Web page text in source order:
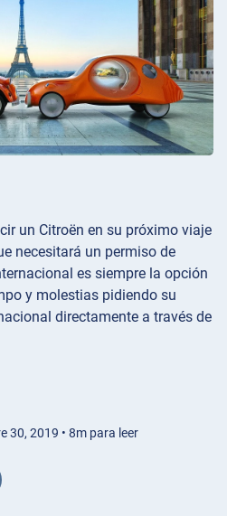
un Citroën en su próximo viaje
necesitará un permiso de
es siempre la opción
y molestias pidiendo su
directamente a través de
30, 2019 • 8m para leer